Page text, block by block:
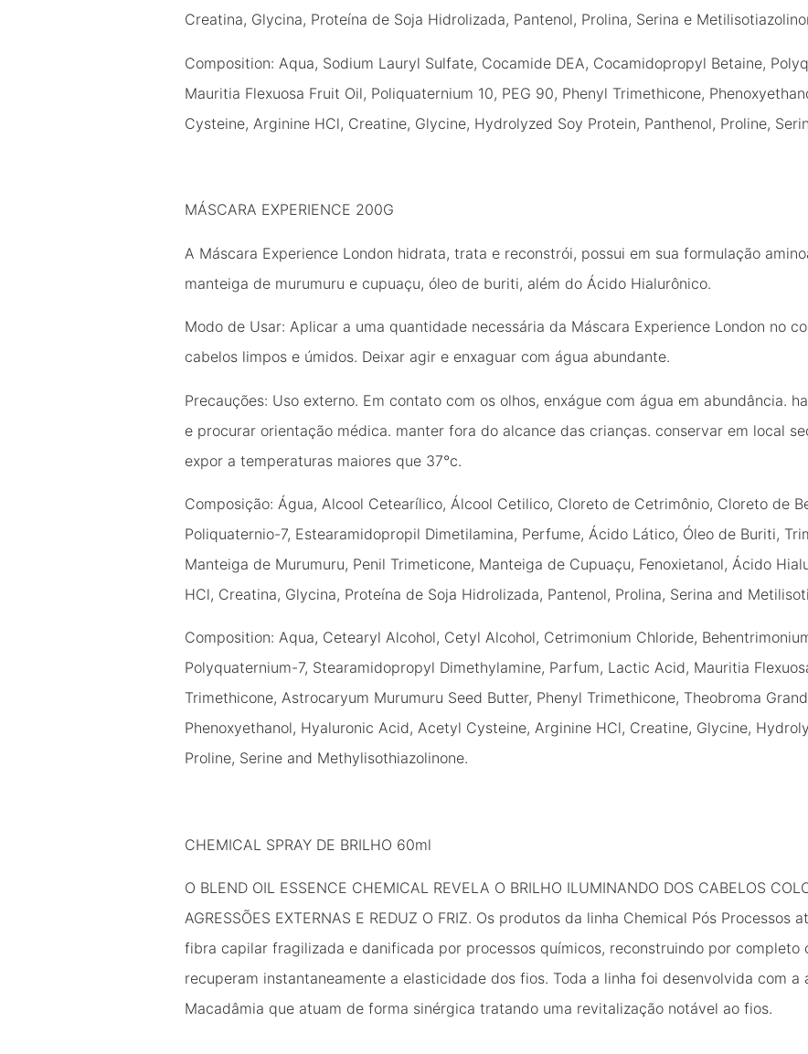
Creatina, Glycina, Proteína de Soja Hidrolizada, Pantenol, Prolina, Serina e
Composition: Aqua, Sodium Lauryl Sulfate, Cocamide DEA, Cocamidopropyl Betaine,
Mauritia Flexuosa Fruit Oil, Poliquaternium 10, PEG 90, Phenyl Trimethicone,
Cysteine, Arginine HCl, Creatine, Glycine, Hydrolyzed Soy Protein, Panthenol, Proline,
MÁSCARA EXPERIENCE 200G
A Máscara Experience London hidrata, trata e reconstrói, possui em sua formulação
manteiga de murumuru e cupuaçu, óleo de buriti, além do Ácido Hialurônico.
Modo de Usar: Aplicar a uma quantidade necessária da Máscara Experience London no
cabelos limpos e úmidos. Deixar agir e enxaguar com água abundante.
Precauções: Uso externo. Em contato com os olhos, enxágue com água em abundância.
e procurar orientação médica. manter fora do alcance das crianças. conservar em local
expor a temperaturas maiores que 37°c.
Composição: Água, Alcool Cetearílico, Álcool Cetilico, Cloreto de Cetrimônio, Cloreto de
Poliquaternio-7, Estearamidopropil Dimetilamina, Perfume, Ácido Lático, Óleo de Buriti,
Manteiga de Murumuru, Penil Trimeticone, Manteiga de Cupuaçu, Fenoxietanol, Ácido
HCl, Creatina, Glycina, Proteína de Soja Hidrolizada, Pantenol, Prolina, Serina and
Composition: Aqua, Cetearyl Alcohol, Cetyl Alcohol, Cetrimonium Chloride,
Polyquaternium-7, Stearamidopropyl Dimethylamine, Parfum, Lactic Acid, Mauritia
Trimethicone, Astrocaryum Murumuru Seed Butter, Phenyl Trimethicone, Theobroma
Phenoxyethanol, Hyaluronic Acid, Acetyl Cysteine, Arginine HCl, Creatine, Glycine,
Proline, Serine and Methylisothiazolinone.
CHEMICAL SPRAY DE BRILHO 60ml
O BLEND OIL ESSENCE CHEMICAL REVELA O BRILHO ILUMINANDO DOS CABELOS
AGRESSÕES EXTERNAS E REDUZ O FRIZ. Os produtos da linha Chemical Pós
fibra capilar fragilizada e danificada por processos químicos, reconstruindo por completo
recuperam instantaneamente a elasticidade dos fios. Toda a linha foi desenvolvida com a
Macadâmia que atuam de forma sinérgica tratando uma revitalização notável ao fios.